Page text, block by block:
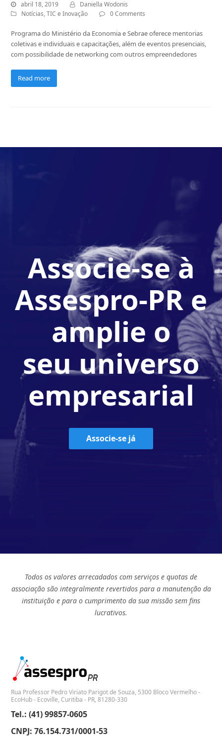
abril 18, 2019
Daniella Wodonis
Notícias,TIC e Inovação 0 Comments
Programa do Ministério da Economia e Sebrae oferece mentorias
coletivas e individuais e capacitações, além de eventos presenciais,
com possibilidade de networking com outros empreendedores
Read more
Associe-se à
Assespro-PR e
amplie o
seu universo
empresarial
Associe-se já
Todos os valores arrecadados com serviços e quotas de
associação são integralmente revertidos para a manutenção da
instituição e para o cumprimento da sua missão sem fins
lucrativos.
Rua Professor Pedro Viriato Parigot de Souza, 5300 Bloco Vermelho -
EcoHub - Ecoville, Curitiba - PR, 81280-330
Tel.: (41) 99857-0605
CNPJ: 76.154.731/0001-53